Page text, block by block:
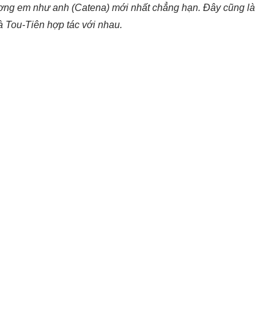
em như anh (Catena) mới nhất chẳng hạn. Đây cũng là
Tou-Tiên hợp tác với nhau.